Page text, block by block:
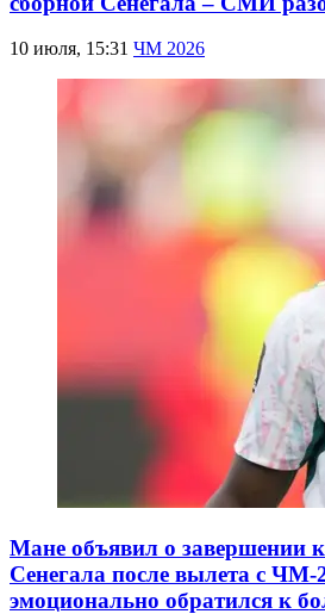
10 июля, 15:31 ЧМ 2026
Мане объявил о завершении
Сенегала после вылета с ЧМ-
эмоционально обратился к